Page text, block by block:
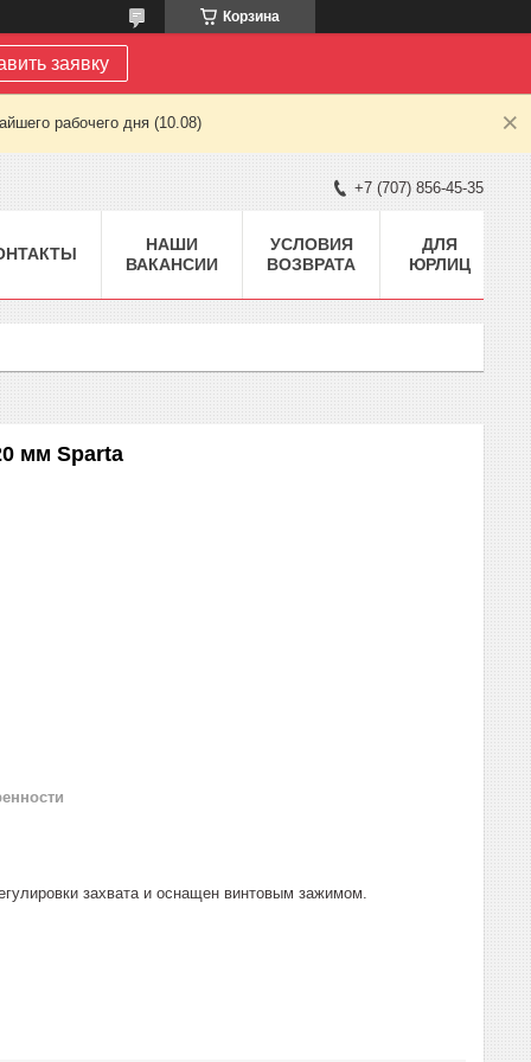
Корзина
заявку
рабочего дня (10.08)
+7 (707) 856-45-35
НАШИ
ВАКАНСИИ
УСЛОВИЯ
ВОЗВРАТА
ДЛЯ
ЮРЛИЦ
мм Sparta
захвата и оснащен винтовым зажимом.